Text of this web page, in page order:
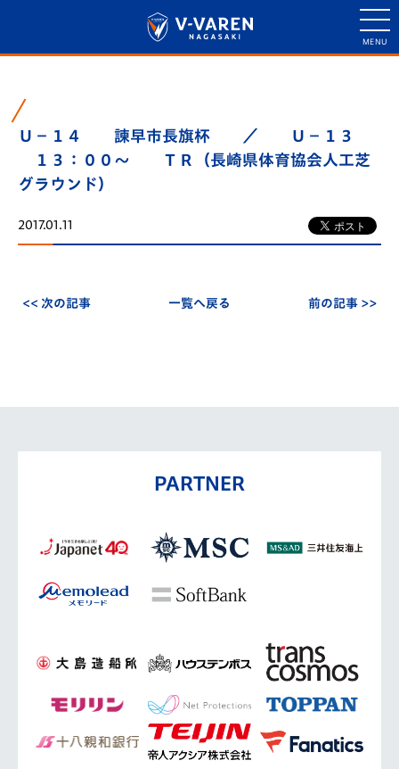
Ｕ－１４ 諫早市長旗杯 ／ Ｕ－１３
１３：００～ ＴＲ（長崎県体育協会人工芝
グラウンド）
2017.01.11
<< 次の記事 一覧へ戻る 前の記事 >>
PARTNER